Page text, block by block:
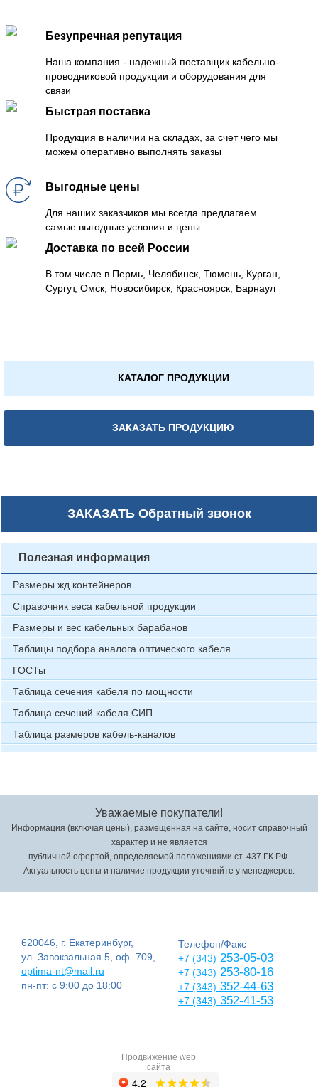
Безупречная репутация
Наша компания - надежный поставщик кабельно-
проводниковой продукции и оборудования для
связи
Быстрая поставка
Продукция в наличии на складах, за счет чего мы
можем оперативно выполнять заказы
Выгодные цены
Для наших заказчиков мы всегда предлагаем
самые выгодные условия и цены
Доставка по всей России
В том числе в Пермь, Челябинск, Тюмень, Курган,
Сургут, Омск, Новосибирск, Красноярск, Барнаул
КАТАЛОГ ПРОДУКЦИИ
ЗАКАЗАТЬ ПРОДУКЦИЮ
ЗАКАЗАТЬОбратный звонок
Полезная информация
Размеры жд контейнеров
Справочник веса кабельной продукции
Размеры и вес кабельных барабанов
Таблицы подбора аналога оптического кабеля
ГОСТы
Таблица сечения кабеля по мощности
Таблица сечений кабеля СИП
Таблица размеров кабель-каналов
Уважаемые покупатели!
Информация (включая цены), размещенная на сайте, носит справочный
характер и не является
публичной офертой, определяемой положениями ст. 437 ГК РФ.
Актуальность цены и наличие продукции уточняйте у менеджеров.
620046, г. Екатеринбург,
ул. Завокзальная 5, оф. 709,
optima-nt@mail.ru
пн-пт: с 9:00 до 18:00
Телефон/Факс
+7 (343) 253-05-03
+7 (343) 253-80-16
+7 (343) 352-44-63
+7 (343) 352-41-53
Продвижение web
сайта